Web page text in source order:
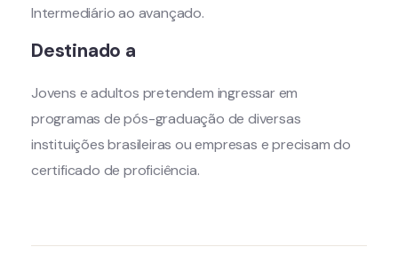
Intermediário ao avançado.
Destinado a
Jovens e adultos pretendem ingressar em
programas de pós-graduação de diversas
instituições brasileiras ou empresas e precisam do
certificado de proficiência.